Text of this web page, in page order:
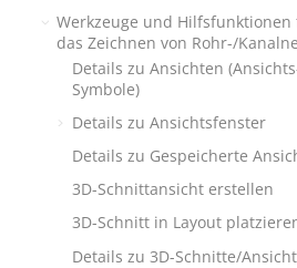
Werkzeuge und
das Zeichnen von Rohr-/
Details zu Ansichten
Symbole)
Details zu Ansichtsfenster
Details zu Gespeicherte
3D-Schnittansicht erstellen
3D-Schnitt in Layout
Details zu 3D-Schnitte/